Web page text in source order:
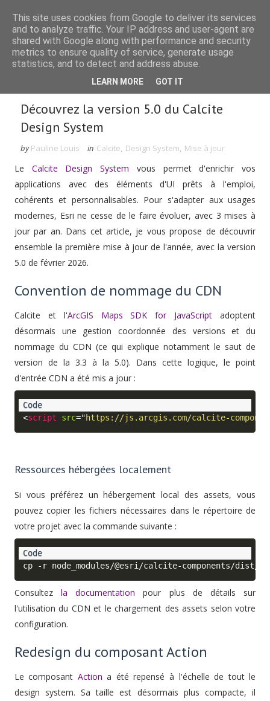
Rechercher dans le blog
Découvrez la version 5.0 du Calcite
Design System
by Pauline Louis in Calcite, Design System, Mise à jour
Le Calcite Design System vous permet d'enrichir vos
applications avec des éléments d'UI prêts à l'emploi,
cohérents et personnalisables. Pour s'adapter aux usages
modernes, Esri ne cesse de le faire évoluer, avec 3 mises à
jour par an. Dans cet article, je vous propose de découvrir
ensemble la première mise à jour de l'année, avec la version
5.0 de février 2026.
Convention de nommage du CDN
Calcite et l'ArcGIS Maps SDK for JavaScript adoptent
désormais une gestion coordonnée des versions et du
nommage du CDN (ce qui explique notamment le saut de
version de la 3.3 à la 5.0). Dans cette logique, le point
d'entrée CDN a été mis a jour :
<script src="https://js.arcgis.com/calcite-
Ressources hébergées localement
Si vous préférez un hébergement local des assets, vous
pouvez copier les fichiers nécessaires dans le répertoire de
votre projet avec la commande suivante :
Consultezla documentation pour plus de détails sur
l'utilisation du CDN et le chargement des assets selon votre
configuration.
Redesign du composant Action
Le composant Action a été repensé à l'échelle de tout le
design system. Sa taille est désormais plus compacte, il
This site uses cookies from Google to deliver its services
and to analyze traffic. Your IP address and user-agent are
shared with Google along with performance and security
metrics to ensure quality of service, generate usage
statistics, and to detect and address abuse.
LEARN MORE GOT IT